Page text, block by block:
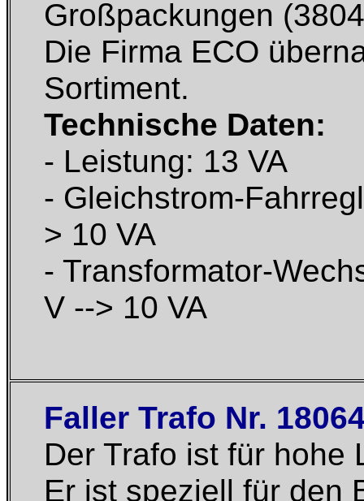
Großpackungen
Die Firma ECO
Sortiment.
Technische Daten:
- Leistung: 13 VA
- Gleichstrom-
> 10 VA
- Transformator-
V --> 10 VA
Faller Trafo Nr.
Der Trafo ist für hohe
Er ist speziell für den